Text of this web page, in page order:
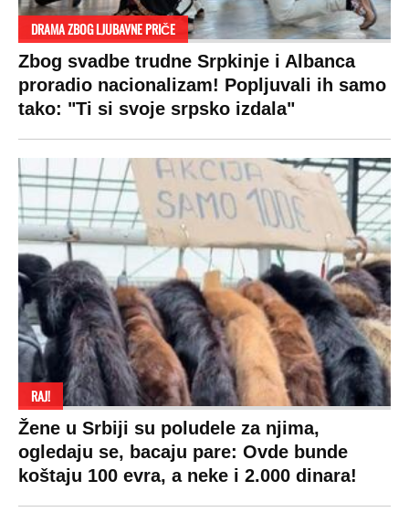
Društvo
Hronika
Ekonomija
Kosovo
Sudbine
Zvezde
Holivud
Kviz
Košarka
Tenis
Ostali sportovi
Navijači
Showtime
Svaštara
Tiktok
LIFESTYLE
Stil
Ljubav
Zdravlje
Hi-Tech
Kultura
SVET
Planeta
Globalno zagrevanje
Hrvatska
BiH
Crna Gora
Makedonija
Auto
MONDO INC.
Impressum
Kontakt
Marketing
Politika o kolačićima
Uslovi korišćenja
Politika privatnosti
Privacy policy
Terms of service
Prijatelji sajta